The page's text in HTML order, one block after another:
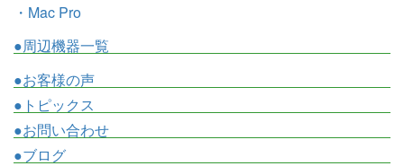
・Mac Pro
●周辺機器一覧
●お客様の声
●トピックス
●お問い合わせ
●ブログ